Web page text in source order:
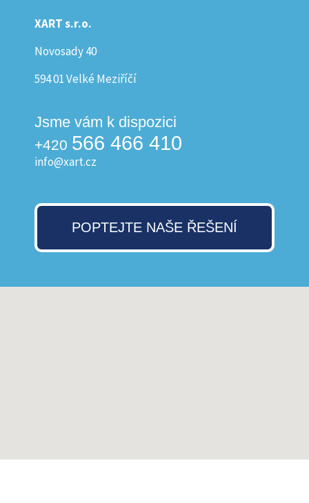
XART s.r.o.
Novosady 40
594 01 Velké Meziříčí
Jsme vám k dispozici
+420 566 466 410
info@xart.cz
POPTEJTE NAŠE ŘEŠENÍ